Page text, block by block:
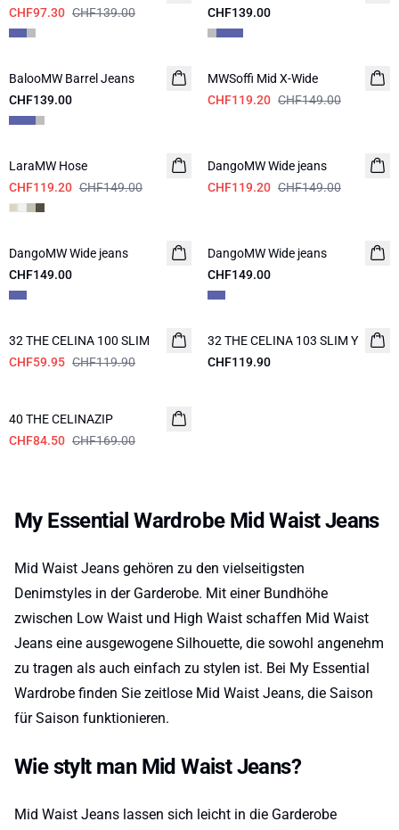
CHF97.30 CHF139.00
CHF139.00
NEUHEITEN
BalooMW Barrel Jeans
CHF139.00
-20%
MWSoffi Mid X-Wide
CHF119.20 CHF149.00
-20%
LaraMW Hose
CHF119.20 CHF149.00
DangoMW Wide jeans
CHF119.20 CHF149.00
DangoMW Wide jeans
CHF149.00
DangoMW Wide jeans
CHF149.00
-50%
32 THE CELINA 100 SLIM
CHF59.95 CHF119.90
32 THE CELINA 103 SLIM Y
CHF119.90
40 THE CELINAZIP
CHF84.50 CHF169.00
My Essential Wardrobe Mid Waist Jeans
Mid Waist Jeans gehören zu den vielseitigsten
Denimstyles in der Garderobe. Mit einer Bundhöhe
zwischen Low Waist und High Waist schaffen Mid Waist
Jeans eine ausgewogene Silhouette, die sowohl angenehm
zu tragen als auch einfach zu stylen ist. Bei My Essential
Wardrobe finden Sie zeitlose Mid Waist Jeans, die Saison
für Saison funktionieren.
Wie stylt man Mid Waist Jeans?
Mid Waist Jeans lassen sich leicht in die Garderobe